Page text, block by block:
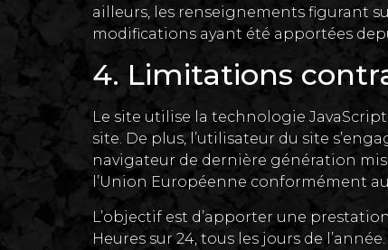
ailleurs, les renseignements figurant
modifications ayant été apportées
4. Limitations
Le site utilise la technologie
site. De plus, l’utilisateur du site
navigateur de dernière génération
l’Union Européenne conformément
L’objectif est d’apporter une
Heures sur 24, tous les jours de